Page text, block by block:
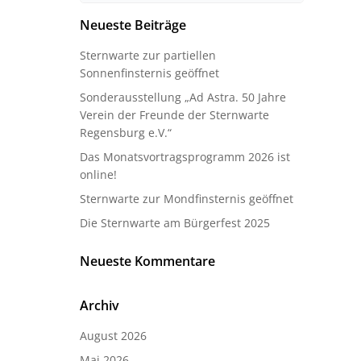
Neueste Beiträge
Sternwarte zur partiellen
Sonnenfinsternis geöffnet
Sonderausstellung „Ad Astra. 50 Jahre
Verein der Freunde der Sternwarte
Regensburg e.V.“
Das Monatsvortragsprogramm 2026 ist
online!
Sternwarte zur Mondfinsternis geöffnet
Die Sternwarte am Bürgerfest 2025
Neueste Kommentare
Archiv
August 2026